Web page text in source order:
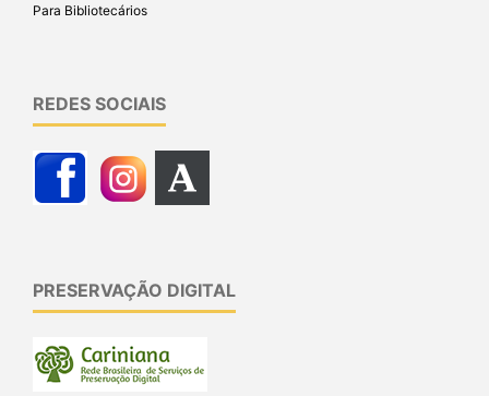
Para Bibliotecários
REDES SOCIAIS
PRESERVAÇÃO DIGITAL